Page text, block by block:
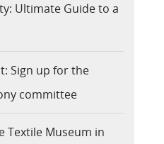
Ultimate Guide to a
Sign up for the
committee
Textile Museum in